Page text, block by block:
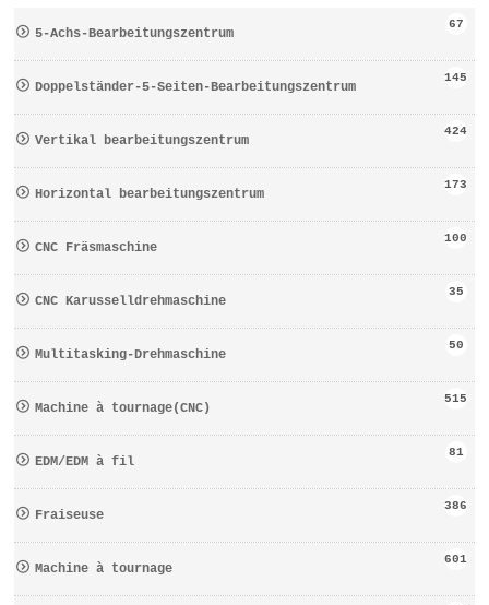
5-Achs-Bearbeitungszentrum
67
Doppelständer-5-Seiten-Bearbeitungszentrum
145
Vertikal bearbeitungszentrum
424
Horizontal bearbeitungszentrum
173
CNC Fräsmaschine
100
CNC Karusselldrehmaschine
35
Multitasking-Drehmaschine
50
Machine à tournage(CNC)
515
EDM/EDM à fil
81
Fraiseuse
386
Machine à tournage
601